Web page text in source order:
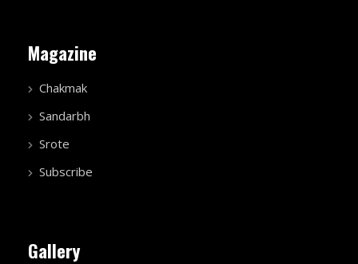
Magazine
Chakmak
Sandarbh
Srote
Subscribe
Gallery